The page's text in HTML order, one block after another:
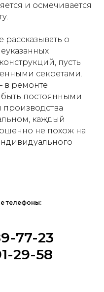
и осмечивается
рассказывать о
пусть
секретами.
в ремонте
постоянными
каждый
не похож на
телефоны:
77-23
29-58